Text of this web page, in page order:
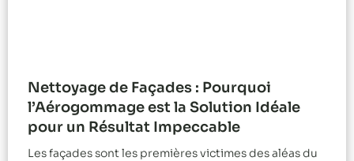
Nettoyage de Façades : Pourquoi
l’Aérogommage est la Solution Idéale
pour un Résultat Impeccable
Les façades sont les premières victimes des aléas du